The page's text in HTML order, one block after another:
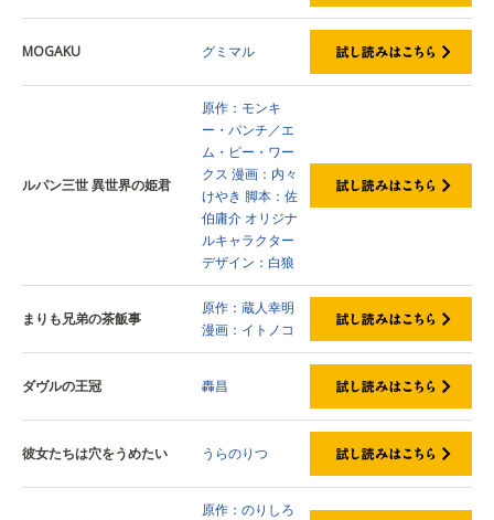
MOGAKU グミマル
ルパン三世 異世界の姫君
原作：モンキ
ー・パンチ／エ
ム・ピー・ワー
クス 漫画：内々
けやき 脚本：佐
伯庸介 オリジナ
ルキャラクター
デザイン：白狼
まりも兄弟の茶飯事
原作：蔵人幸明
漫画：イトノコ
ダヴルの王冠 轟昌
彼女たちは穴をうめたい うらのりつ
原作：のりしろ